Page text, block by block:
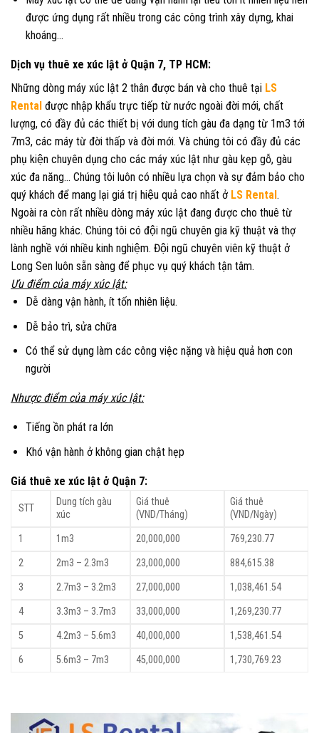
được ứng dụng rất nhiều trong các công trình xây dựng, khai
khoáng…
Dịch vụ thuê xe xúc lật ở Quận 7, TP HCM:
Những dòng máy xúc lật 2 thân được bán và cho thuê tại LS
Rental được nhập khẩu trực tiếp từ nước ngoài đời mới, chất
lượng, có đầy đủ các thiết bị với dung tích gàu đa dạng từ 1m3 tới
7m3, các máy từ đời thấp và đời mới. Và chúng tôi có đầy đủ các
phụ kiện chuyên dụng cho các máy xúc lật như gàu kẹp gỗ, gàu
xúc đa năng… Chúng tôi luôn có nhiều lựa chọn và sự đảm bảo cho
quý khách để mang lại giá trị hiệu quả cao nhất ở LS Rental.
Ngoài ra còn rất nhiều dòng máy xúc lật đang được cho thuê từ
nhiều hãng khác. Chúng tôi có đội ngũ chuyên gia kỹ thuật và thợ
lành nghề với nhiều kinh nghiệm. Đội ngũ chuyên viên kỹ thuật ở
Long Sen luôn sẵn sàng để phục vụ quý khách tận tâm.
Ưu điểm của máyxúc lật:
Dễ dàng vận hành, ít tốn nhiên liệu.
Dễ bảo trì, sửa chữa
Có thể sử dụng làm các công việc nặng và hiệu quả hơn con
người
Nhược điểm của máy xúc lật:
Tiếng ồn phát ra lớn
Khó vận hành ở không gian chật hẹp
Giá thuê xe xúc lật ở Quận 7:
STT
Dung tích gàu
xúc
Giá thuê
(VND/Tháng)
Giá thuê
(VND/Ngày)
1
1m3 20,000,000
769,230.77
2
2m3 – 2.3m3 23,000,000
884,615.38
3
2.7m3 – 3.2m3 27,000,000
1,038,461.54
4
3.3m3 – 3.7m3 33,000,000
1,269,230.77
5
4.2m3 – 5.6m3 40,000,000
1,538,461.54
6
5.6m3 – 7m3 45,000,000 1,730,769.23